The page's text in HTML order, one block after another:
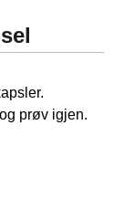
prøv igjen.